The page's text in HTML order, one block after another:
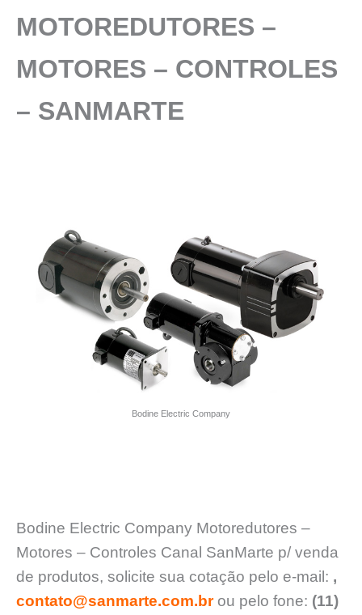
MOTOREDUTORES –
MOTORES – CONTROLES
– SANMARTE
Bodine Electric Company
Bodine Electric Company Motoredutores –
Motores – Controles Canal SanMarte p/ venda
de produtos, solicite sua cotação pelo e-mail: ,
contato@sanmarte.com.brou pelo fone: (11)